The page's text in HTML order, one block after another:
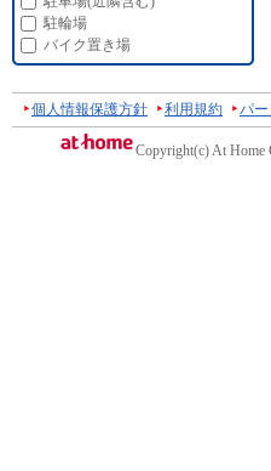
駐輪場
バイク置き場
個人情報保護方針 利用規約 パ
Copyright(c) At Home